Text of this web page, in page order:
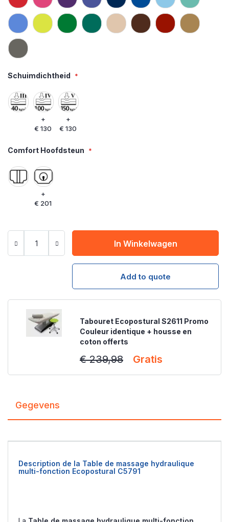
Schuimdichtheid
+
€ 130
+
€ 130
Comfort Hoofdsteun
+
€ 201
In Winkelwagen
Add to quote
Tabouret Ecopostural S2611 Promo
Couleur identique + housse en
coton offerts
€ 239,98 Gratis
Gegevens
Description de la Table de massage hydraulique
multi-fonction Ecopostural C5791